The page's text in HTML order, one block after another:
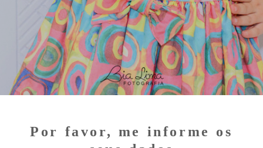
Por favor, me informe os